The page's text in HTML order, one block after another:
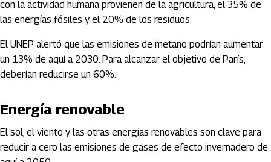
con la actividad humana provienen de la agricultura, el 35% de
las energías fósiles y el 20% de los residuos.
El UNEP alertó que las emisiones de metano podrían aumentar
un 13% de aquí a 2030. Para alcanzar el objetivo de París,
deberían reducirse un 60%.
Energía renovable
El sol, el viento y las otras energías renovables son clave para
reducir a cero las emisiones de gases de efecto invernadero de